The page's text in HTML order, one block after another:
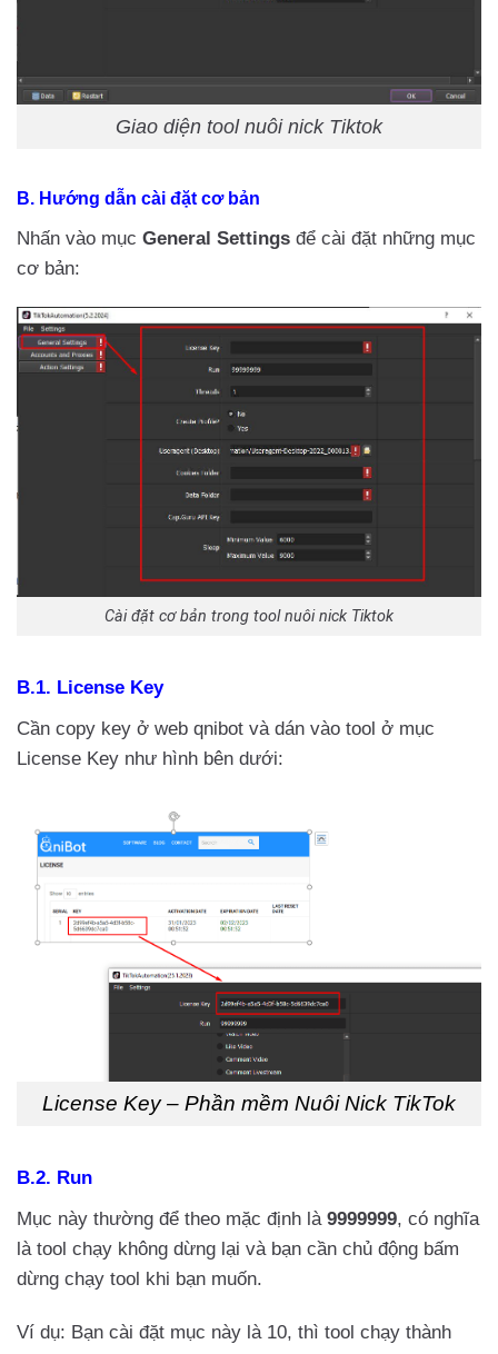
Giao diện tool nuôi nick Tiktok
B. Hướng dẫn cài đặt cơ bản
Nhấn vào mục General Settings để cài đặt những mục
cơ bản:
Cài đặt cơ bản trong tool nuôi nick Tiktok
B.1. License Key
Cần copy key ở web qnibot và dán vào tool ở mục
License Key như hình bên dưới:
License Key – Phần mềm Nuôi Nick TikTok
B.2. Run
Mục này thường để theo mặc định là 9999999, có nghĩa
là tool chạy không dừng lại và bạn cần chủ động bấm
dừng chạy tool khi bạn muốn.
Ví dụ: Bạn cài đặt mục này là 10, thì tool chạy thành